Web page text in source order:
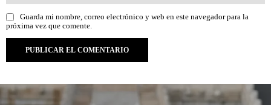
Guarda mi nombre, correo electrónico y web en este navegador para la
próxima vez que comente.